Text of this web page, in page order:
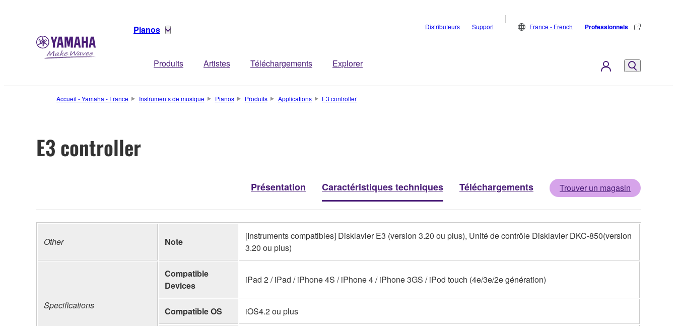
Pianos
Produits Artistes Téléchargements Explorer
Distributeurs Support France - French Professionnels
Accueil - Yamaha - France Instruments de musique Pianos Produits Applications E3 controller
E3 controller
Présentation Caractéristiques techniques Téléchargements Trouver un magasin
Other Note
[Instruments compatibles] Disklavier E3 (version 3.20 ou plus), Unité de contrôle Disklavier DKC-850(version
3.20 ou plus)
Specifications
Compatible
Devices
iPad 2 / iPad / iPhone 4S / iPhone 4 / iPhone 3GS / iPod touch (4e/3e/2e génération)
Compatible OS iOS4.2 ou plus